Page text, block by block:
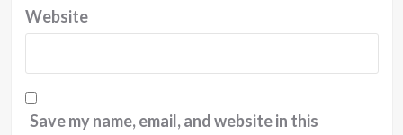
Website
Save my name, email, and website in this